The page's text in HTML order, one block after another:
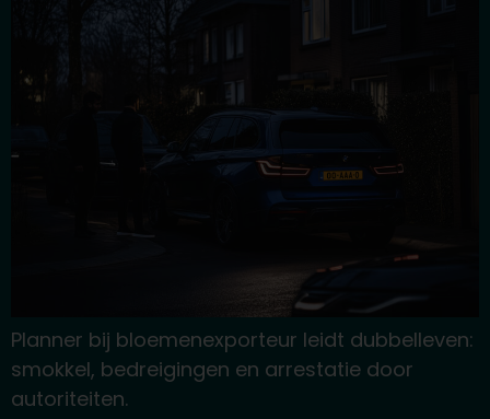
Planner bij bloemenexporteur leidt dubbelleven:
smokkel, bedreigingen en arrestatie door
autoriteiten.